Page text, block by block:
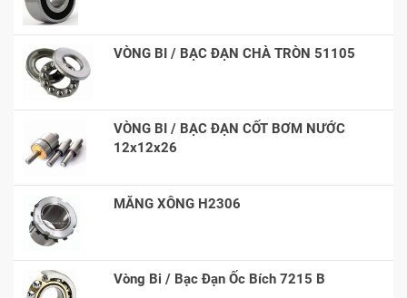
VÒNG BI / BẠC ĐẠN CHÀ TRÒN 51105
VÒNG BI / BẠC ĐẠN CỐT BƠM NƯỚC
12x12x26
MĂNG XÔNG H2306
Vòng Bi / Bạc Đạn Ốc Bích 7215 B